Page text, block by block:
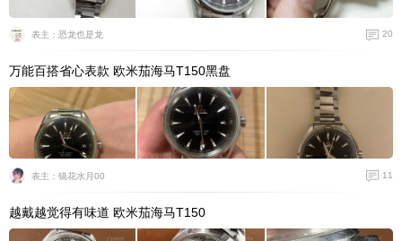
表主：恐龙也是龙 20
万能百搭省心表款 欧米茄海马T150黑盘
表主：镜花水月00 11
越戴越觉得有味道 欧米茄海马T150